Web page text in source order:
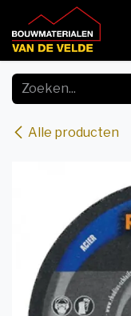
Overslaan naar inhoud
Alle producten